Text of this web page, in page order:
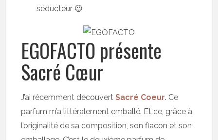
séducteur 😉
EGOFACTO présente
Sacré Cœur
J’ai récemment découvertSacré Coeur. Ce
parfum m’a littéralement emballé. Et ce, grâce à
l’originalité de sa composition, son flacon et son